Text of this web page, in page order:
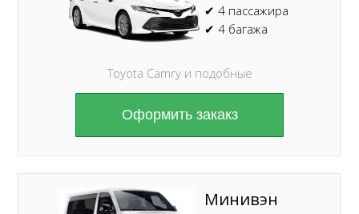
Toyota Camry и подобные
✔ 4 пассажира
✔ 4 багажа
Минивэн
Оформить закакз